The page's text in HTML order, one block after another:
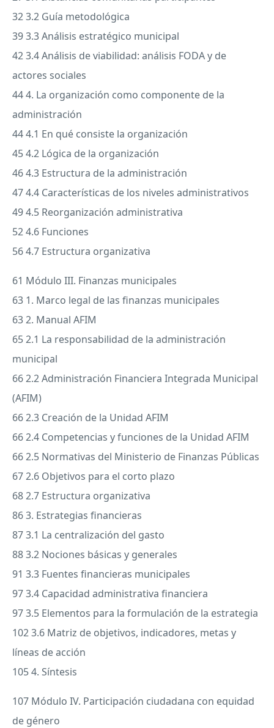
32 3.2 Guía metodológica
39 3.3 Análisis estratégico municipal
42 3.4 Análisis de viabilidad: análisis FODAy de
actores sociales
44 4. La organización como componente de la
administración
44 4.1 En qué consiste la organización
45 4.2 Lógica de la organización
46 4.3 Estructura de la administración
47 4.4 Características de los niveles administrativos
49 4.5 Reorganización administrativa
52 4.6 Funciones
56 4.7 Estructura organizativa
61 Módulo III. Finanzas municipales
63 1. Marco legal de las finanzas municipales
63 2. Manual AFIM
65 2.1 La responsabilidad de la administración
municipal
66 2.2 Administración Financiera Integrada Municipal
(AFIM)
66 2.3 Creación de la Unidad AFIM
66 2.4 Competencias y funciones de la Unidad AFIM
66 2.5 Normativas del Ministerio de Finanzas Públicas
67 2.6 Objetivos para el corto plazo
68 2.7 Estructura organizativa
86 3. Estrategias financieras
87 3.1 La centralización del gasto
88 3.2 Nociones básicas y generales
91 3.3 Fuentes financieras municipales
97 3.4 Capacidad administrativa financiera
97 3.5 Elementos para la formulación de la estrategia
102 3.6 Matriz de objetivos, indicadores, metas y
líneas de acción
105 4. Síntesis
107 Módulo IV. Participación ciudadana con equidad
de género